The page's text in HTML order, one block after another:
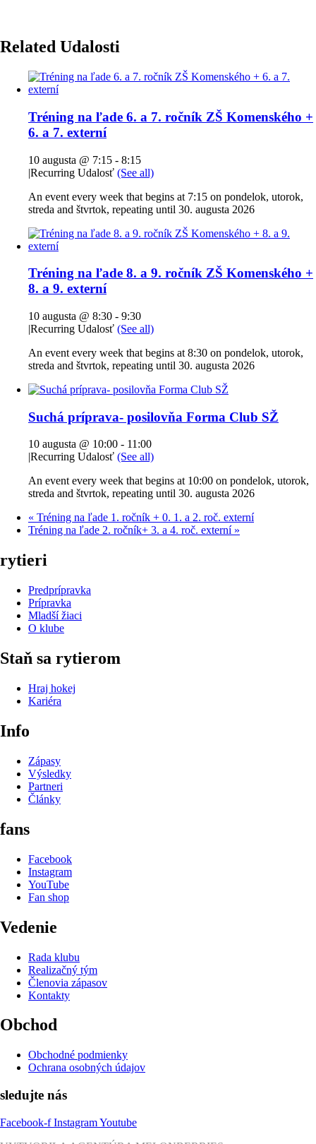
Related Udalosti
Tréning na ľade 6. a 7. ročník ZŠ Komenského +
6. a 7. externí
10 augusta @ 7:15 - 8:15
|Recurring Udalosť (See all)
An event every week that begins at 7:15 on pondelok, utorok,
streda and štvrtok, repeating until 30. augusta 2026
Tréning na ľade 8. a 9. ročník ZŠ Komenského +
8. a 9. externí
10 augusta @ 8:30 - 9:30
|Recurring Udalosť (See all)
An event every week that begins at 8:30 on pondelok, utorok,
streda and štvrtok, repeating until 30. augusta 2026
Suchá príprava- posilovňa Forma Club SŽ
10 augusta @ 10:00 - 11:00
Recurring Udalosť (See all)
An event every week that begins at 10:00 on pondelok, utorok,
streda and štvrtok, repeating until 30. augusta 2026
« Tréning na ľade 1. ročník + 0. 1. a 2. roč. externí
Tréning na ľade 2. ročník+ 3. a 4. roč. externí »
rytieri
Predprípravka
Prípravka
Mladší žiaci
O klube
Staň sa rytierom
Hraj hokej
Kariéra
Info
Zápasy
Výsledky
Partneri
Články
fans
Facebook
Instagram
YouTube
Fan shop
Vedenie
Rada klubu
Realizačný tým
Členovia zápasov
Kontakty
Obchod
Obchodné podmienky
Ochrana osobných údajov
sledujte nás
Facebook-f InstagramYoutube